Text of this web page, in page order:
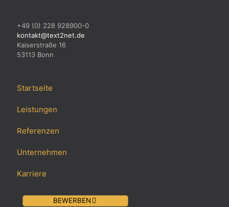
+49 (0) 228 928900-0
kontakt@text2net.de
Kaiserstraße 16
53113 Bonn
Startseite
Leistungen
Referenzen
Unternehmen
Karriere
BEWERBEN